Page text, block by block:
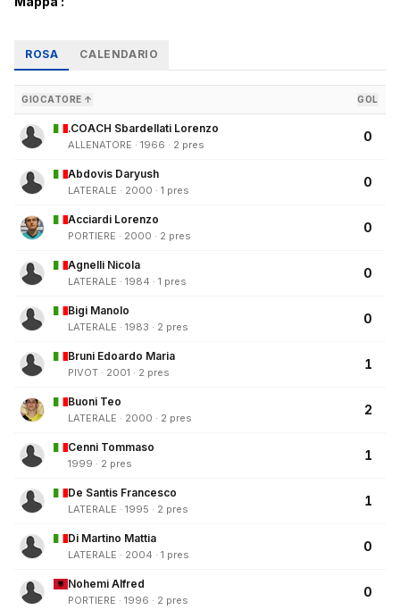
ROSA CALENDARIO
GIOCATORE ↑ GOL
.COACH Sbardellati Lorenzo
ALLENATORE · 1966 · 2 pres
0
Abdovis Daryush
LATERALE · 2000 · 1 pres
0
Acciardi Lorenzo
PORTIERE · 2000 · 2 pres
0
Agnelli Nicola
LATERALE · 1984 · 1 pres
0
Bigi Manolo
LATERALE · 1983 · 2 pres
0
Bruni Edoardo Maria
PIVOT · 2001 · 2 pres
1
Buoni Teo
LATERALE · 2000 · 2 pres
2
Cenni Tommaso
1999 · 2 pres
1
De Santis Francesco
LATERALE · 1995 · 2 pres
1
Di Martino Mattia
LATERALE · 2004 · 1 pres
0
Nohemi Alfred
PORTIERE · 1996 · 2 pres
0